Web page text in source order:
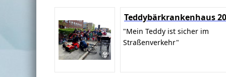
Teddybärkrankenhaus
"Mein Teddy ist sicher im
Straßenverkehr"